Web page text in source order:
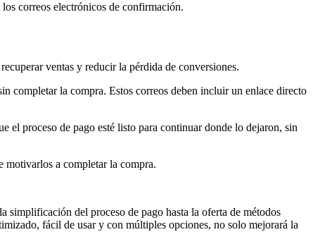
correos electrónicos de confirmación.
ventas y reducir la pérdida de conversiones.
completar la compra. Estos correos deben incluir un enlace directo
el proceso de pago esté listo para continuar donde lo dejaron, sin
motivarlos a completar la compra.
simplificación del proceso de pago hasta la oferta de métodos
fácil de usar y con múltiples opciones, no solo mejorará la